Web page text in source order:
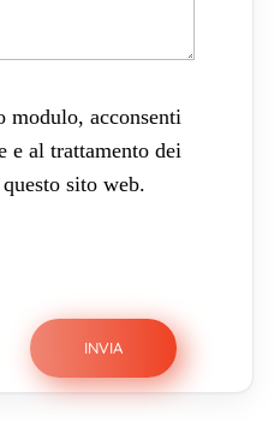
modulo, acconsenti
e al trattamento dei
sito web.